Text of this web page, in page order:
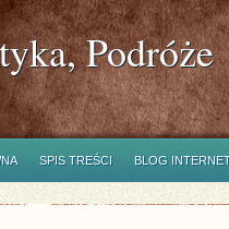
Podróże
SPIS TREŚCI BLOG